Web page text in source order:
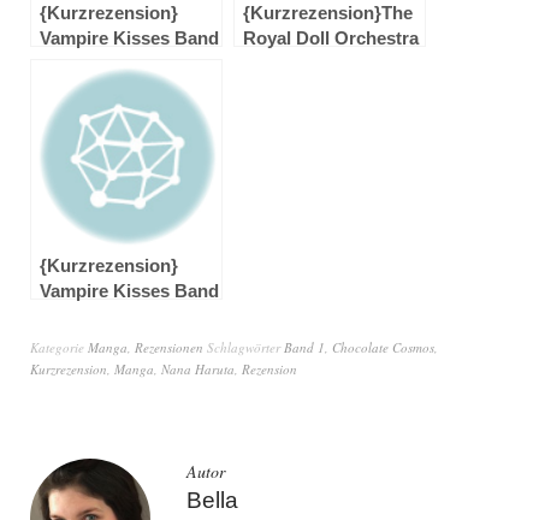
{Kurzrezension}
Vampire Kisses Band
Schreiber
{Kurzrezension}The
Royal Doll Orchestra
{Kurzrezension}
Vampire Kisses Band
Kategorie Manga Rezensionen Schlagwörter Band 1 Chocolate Cosmos
Kurzrezension Manga Nana Haruta Rezension
Autor
Bella